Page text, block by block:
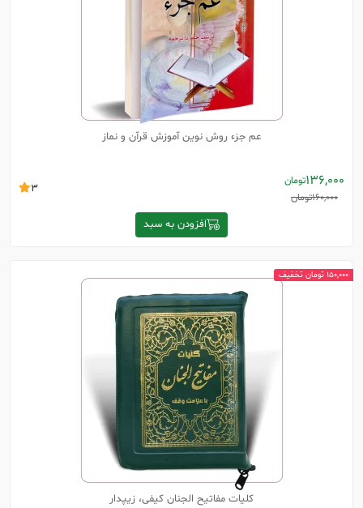
عم جزء روش نوین آموزش قرآن و نماز
136,000تومان
160,000تومان
3
افزودن به سبد
کلیات مفاتیح الجنان کیفی، زیپدار
150,000 تومان تخفیف